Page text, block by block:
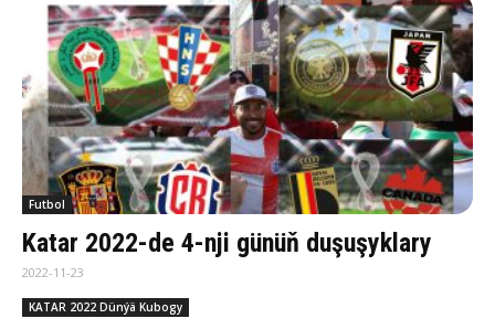
Futbol
Katar 2022-de 4-nji günüň duşuşyklary
2022-11-23
KATAR 2022 Dünýä Kubogy